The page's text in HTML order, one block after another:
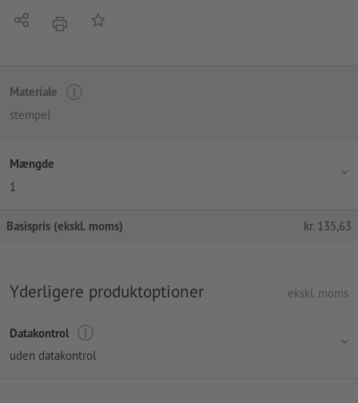
Del tryk Tilføj til huskelisten
Materiale
stempel
Mængde
1
Basispris (ekskl. moms) kr. 135,63
Yderligere produktoptioner ekskl. moms
Datakontrol
uden datakontrol